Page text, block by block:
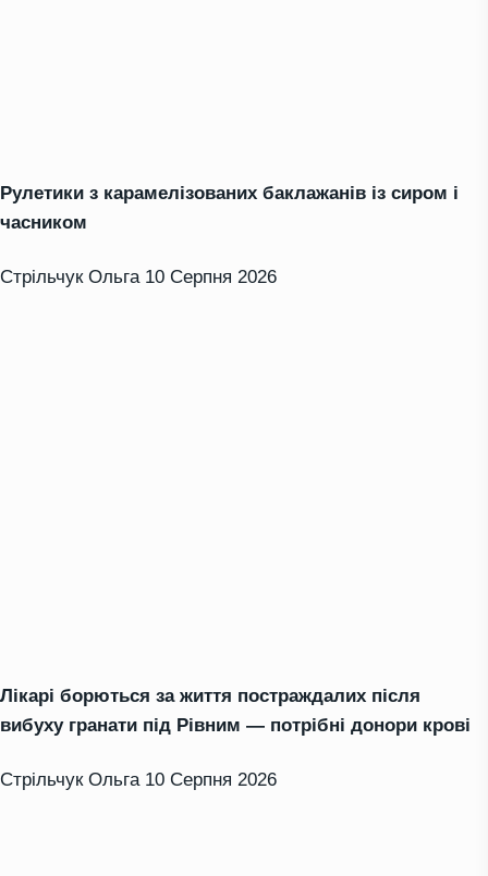
Рулетики з карамелізованих баклажанів із сиром і
часником
Стрільчук Ольга 10 Серпня 2026
Лікарі борються за життя постраждалих після
вибуху гранати під Рівним — потрібні донори крові
Стрільчук Ольга 10 Серпня 2026